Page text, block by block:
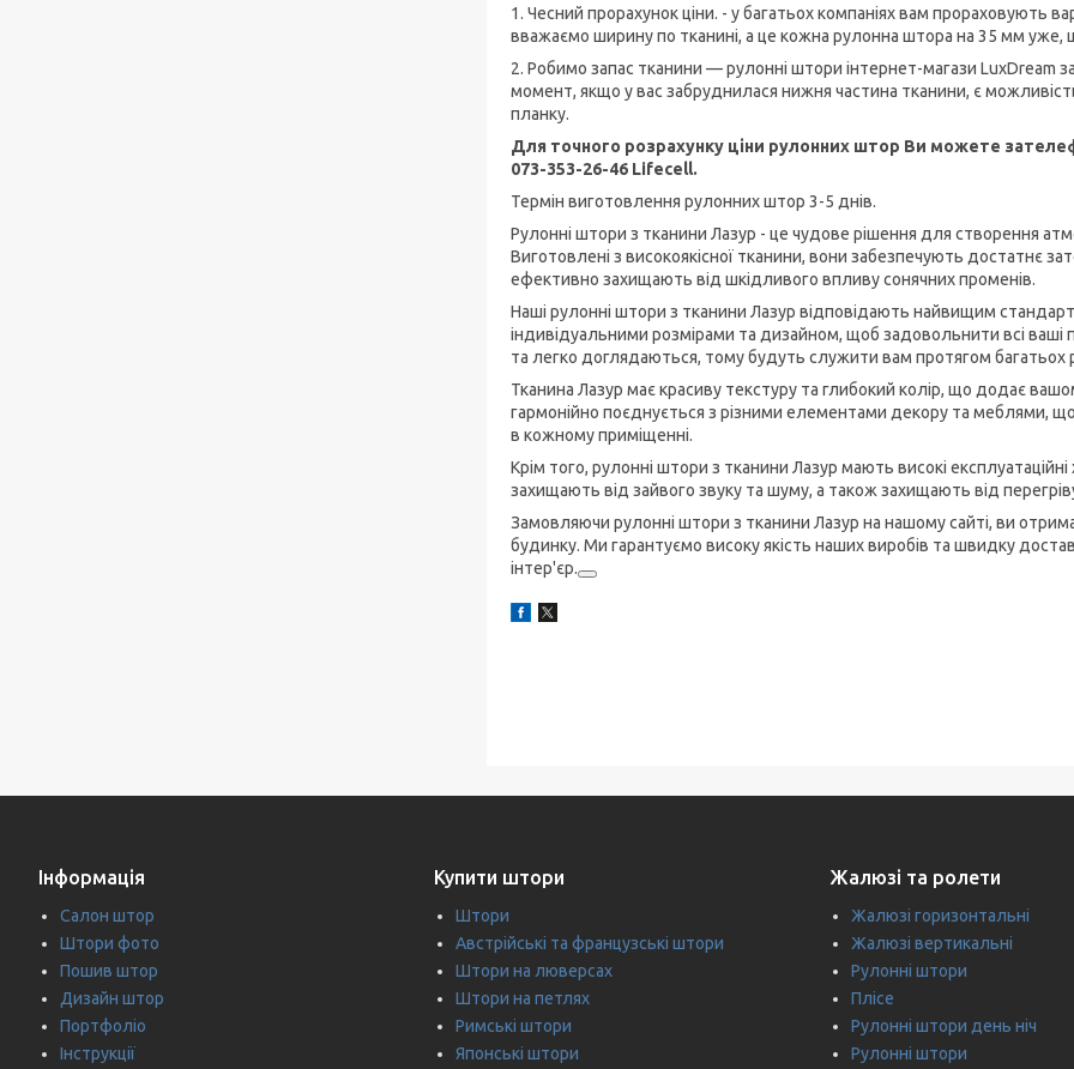
1. Чесний прорахунок ціни. - у багатьох компаніях вам
вважаємо ширину по тканині, а це кожна рулонна штора на 35 мм уже,
2. Робимо запас тканини — рулонні штори інтернет-магази LuxDream
момент, якщо у вас забруднилася нижня частина тканини, є
планку.
Для точного розрахунку ціни рулонних штор Ви можете
073-353-26-46 Lifecell.
Термін виготовлення рулонних штор 3-5 днів.
Рулонні штори з тканини Лазур - це чудове рішення для створення
Виготовлені з високоякісної тканини, вони забезпечують достатнє
ефективно захищають від шкідливого впливу сонячних променів.
Наші рулонні штори з тканини Лазур відповідають найвищим
індивідуальними розмірами та дизайном, щоб задовольнити всі
та легко доглядаються, тому будуть служити вам протягом багатьох
Тканина Лазур має красиву текстуру та глибокий колір, що додає
гармонійно поєднується з різними елементами декору та меблями,
в кожному приміщенні.
Крім того, рулонні штори з тканини Лазур мають високі
захищають від зайвого звуку та шуму, а також захищають від
Замовляючи рулонні штори з тканини Лазур на нашому сайті, ви
будинку. Ми гарантуємо високу якість наших виробів та швидку
інтер'єр.
Інформація
Салон штор
Штори фото
Пошив штор
Дизайн штор
Портфоліо
Інструкції
Купити штори
Штори
Австрійські та французські штори
Штори на люверсах
Штори на петлях
Римські штори
Японські штори
Жалюзі та ролети
Жалюзі горизонтальні
Жалюзі вертикальні
Рулонні штори
Плісе
Рулонні штори день ніч
Рулонні штори